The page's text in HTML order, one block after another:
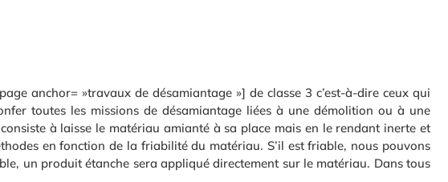
anchor= »travaux de désamiantage »] de classe 3 c’est-à-dire ceux qui
toutes les missions de désamiantage liées à une démolition ou à une
à laisse le matériau amianté à sa place mais en le rendant inerte et
en fonction de la friabilité du matériau. S’il est friable, nous pouvons
un produit étanche sera appliqué directement sur le matériau. Dans tous